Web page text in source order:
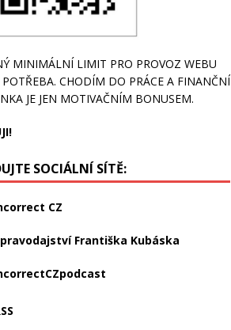
MINIMÁLNÍ LIMIT PRO PROVOZ WEBU
CHODÍM DO PRÁCE A FINANČNÍ
JE JEN MOTIVAČNÍM BONUSEM.
SOCIÁLNÍ SÍTĚ:
CZ
Františka Kubáska